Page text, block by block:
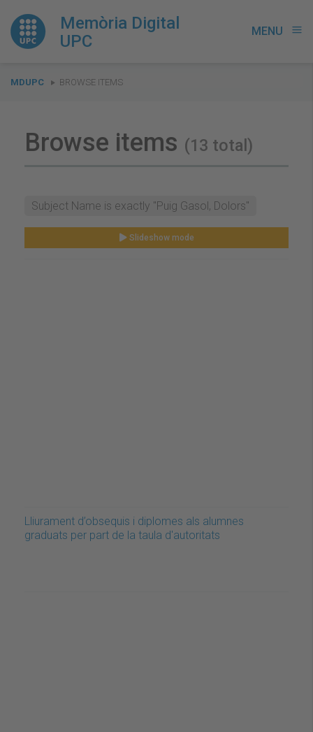
Memòria Digital
UPC
MENU menu
You
MDUPC BROWSE ITEMS
Browse items (13 total)
Subject Name is exactly "Puig Gasol, Dolors"
Slideshow mode
Lliurament d’obsequis i diplomes als alumnes
graduats per part de la taula d'autoritats